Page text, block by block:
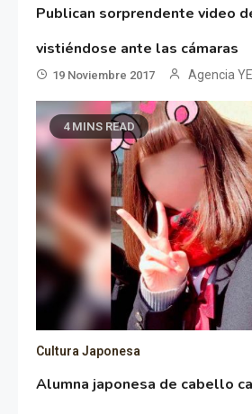
Publican sorprendente video
vistiéndose ante las cámaras
19 Noviembre 2017 Agencia
4 MINS READ
Cultura Japonesa
Alumna japonesa de cabello